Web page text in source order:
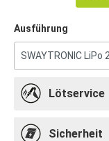
Ausführung
Lötservice
Sicherheit